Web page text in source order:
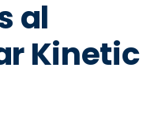
al
Kinetic